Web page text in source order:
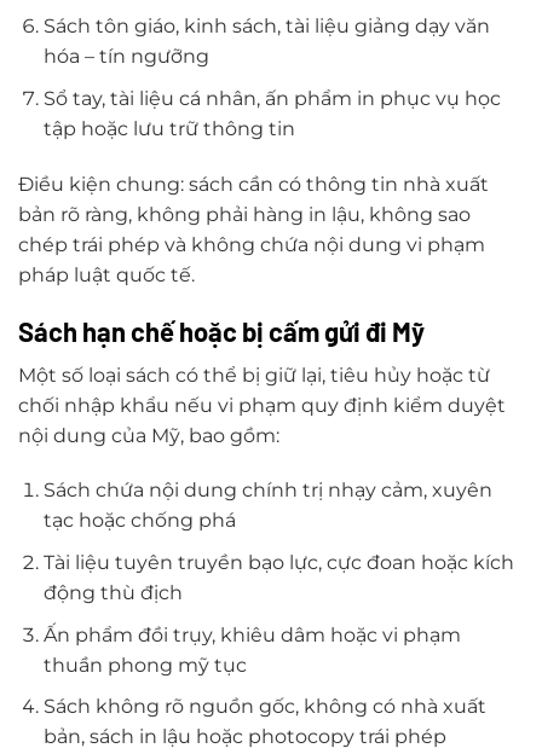
Sách tôn giáo, kinh sách, tài liệu giảng dạy văn
hóa – tín ngưỡng
Sổ tay, tài liệu cá nhân, ấn phẩm in phục vụ học
tập hoặc lưu trữ thông tin
Điều kiện chung: sách cần có thông tin nhà xuất
bản rõ ràng, không phải hàng in lậu, không sao
chép trái phép và không chứa nội dung vi phạm
pháp luật quốc tế.
Sách hạn chế hoặc bị cấm gửi đi Mỹ
Một số loại sách có thể bị giữ lại, tiêu hủy hoặc từ
chối nhập khẩu nếu vi phạm quy định kiểm duyệt
nội dung của Mỹ, bao gồm:
Sách chứa nội dung chính trị nhạy cảm, xuyên
tạc hoặc chống phá
Tài liệu tuyên truyền bạo lực, cực đoan hoặc kích
động thù địch
Ấn phẩm đồi trụy, khiêu dâm hoặc vi phạm
thuần phong mỹ tục
Sách không rõ nguồn gốc, không có nhà xuất
bản, sách in lậu hoặc photocopy trái phép